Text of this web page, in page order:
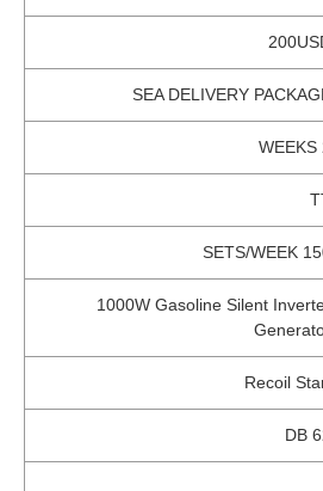
SEA DELIVERY
150
1000W Gasoline Silent
Recoil
62